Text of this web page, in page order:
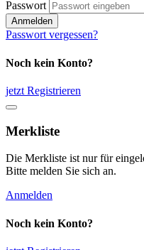
Passwort
Anmelden
Passwort vergessen?
Noch kein Konto?
jetzt Registrieren
Merkliste
Die Merkliste ist nur für
Bitte melden Sie sich an.
Anmelden
Noch kein Konto?